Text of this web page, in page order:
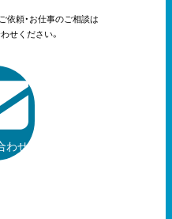
依頼・お仕事のご相談は
せください。
わせ